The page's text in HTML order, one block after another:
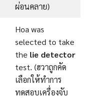
ผ่อนคลาย)
Hoa was
selected to take
the lie detector
test. (ฮวาถูกคัด
เลือกให้ทำการ
ทดสอบเครื่องจับ